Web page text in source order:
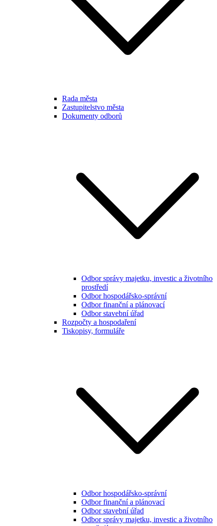
Rada města
Zastupitelstvo města
Dokumenty odborů
Odbor správy majetku, investic a životního
prostředí
Odbor hospodářsko-správní
Odbor finanční a plánovací
Odbor stavební úřad
Rozpočty a hospodaření
Tiskopisy, formuláře
Odbor hospodářsko-správní
Odbor finanční a plánovací
Odbor stavební úřad
Odbor správy majetku, investic a životního